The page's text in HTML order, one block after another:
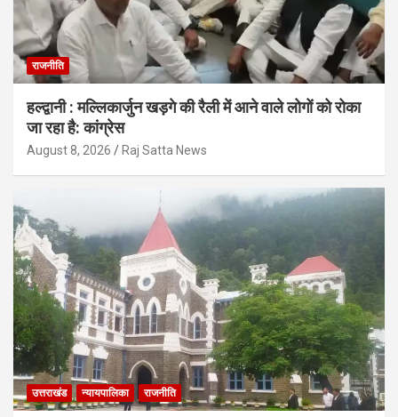
राजनीति
हल्द्वानी : मल्लिकार्जुन खड़गे की रैली में आने वाले लोगों को रोका
जा रहा है: कांग्रेस
August 8, 2026 Raj Satta News
उत्तराखंड न्यायपालिका राजनीति